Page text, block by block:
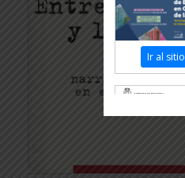
Ir al